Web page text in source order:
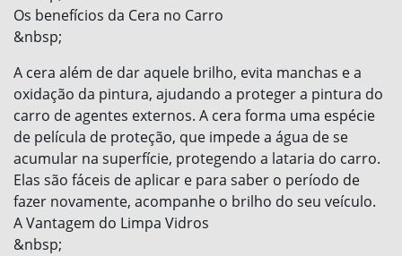
Os benefícios da Cera no Carro
&nbsp;
A cera além de dar aquele brilho, evita manchas e a
oxidação da pintura, ajudando a proteger a pintura do
carro de agentes externos. A cera forma uma espécie
de película de proteção, que impede a água de se
acumular na superfície, protegendo a lataria do carro.
Elas são fáceis de aplicar e para saber o período de
fazer novamente, acompanhe o brilho do seu veículo.
A Vantagem do Limpa Vidros
&nbsp;